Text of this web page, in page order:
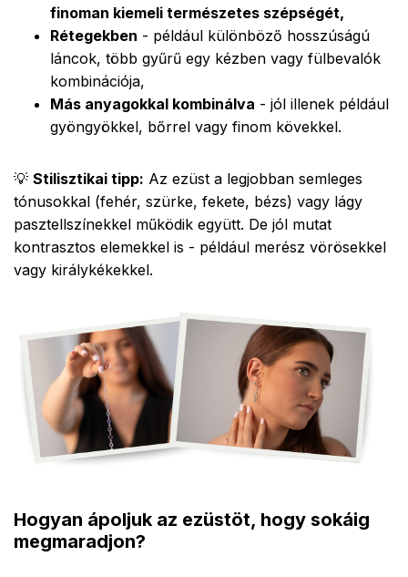
finoman kiemeli természetes szépségét,
Rétegekben - például különböző hosszúságú
láncok, több gyűrű egy kézben vagy fülbevalók
kombinációja,
Más anyagokkal kombinálva - jól illenek például
gyöngyökkel, bőrrel vagy finom kövekkel.
💡 Stilisztikai tipp: Az ezüst a legjobban semleges
tónusokkal (fehér, szürke, fekete, bézs) vagy lágy
pasztellszínekkel működik együtt. De jól mutat
kontrasztos elemekkel is - például merész vörösekkel
vagy királykékekkel.
Hogyan ápoljuk az ezüstöt, hogy sokáig
megmaradjon?